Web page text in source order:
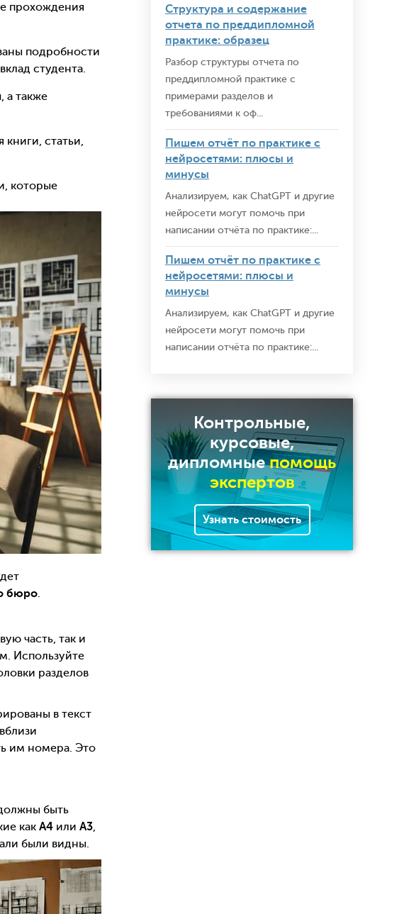
прохождения
подробности
студента.
а также
статьи,
которые
бюро.
часть, так и
Используйте
разделов
в текст
им номера. Это
быть
как A4 или A3,
были видны.
Структура и содержание
отчета по преддипломной
практике: образец
Разбор структуры отчета по
преддипломной практике с
примерами разделов и
требованиями к оф...
Пишем отчёт по практике с
нейросетями: плюсы и
минусы
Анализируем, как ChatGPT и другие
нейросети могут помочь при
написании отчёта по практике:...
Пишем отчёт по практике с
нейросетями: плюсы и
минусы
Анализируем, как ChatGPT и другие
нейросети могут помочь при
написании отчёта по практике:...
Контрольные,
курсовые,
дипломныепомощь
экспертов
Узнать стоимость